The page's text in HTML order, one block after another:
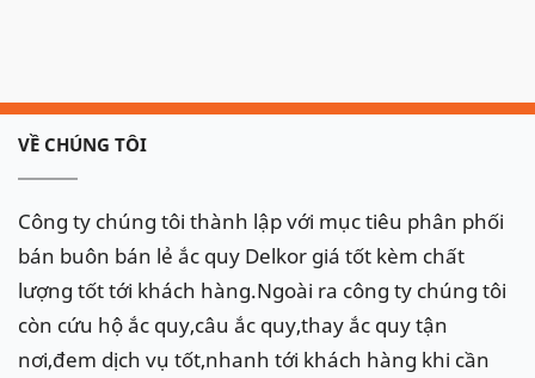
VỀ CHÚNG TÔI
Công ty chúng tôi thành lập với mục tiêu phân phối
bán buôn bán lẻ ắc quy Delkor giá tốt kèm chất
lượng tốt tới khách hàng.Ngoài ra công ty chúng tôi
còn cứu hộ ắc quy,câu ắc quy,thay ắc quy tận
nơi,đem dịch vụ tốt,nhanh tới khách hàng khi cần